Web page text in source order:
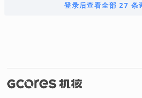
登录后查看全部 27 条